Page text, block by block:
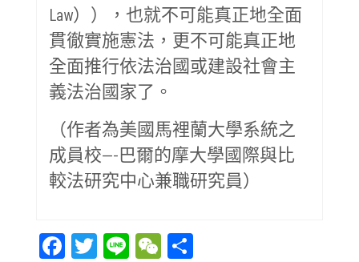
Law）），也就不可能真正地全面
貫徹實施憲法，更不可能真正地
全面推行依法治國或建設社會主
義法治國家了。
（作者為美國馬裡蘭大學系統之
成員校---巴爾的摩大學國際與比
較法研究中心兼職研究員）
Facebook
Twitter
LineWeChat